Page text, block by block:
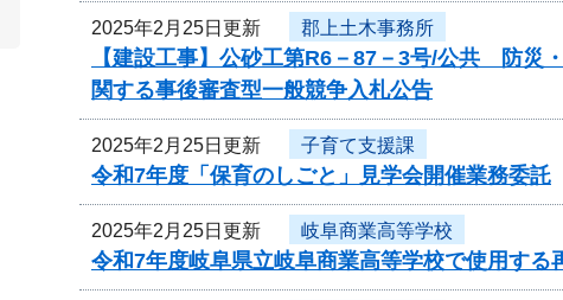
2025年2月25日更新 郡上土木事務所
【建設工事】公砂工第R6－87－3号/公共 防災
関する事後審査型一般競争入札公告
2025年2月25日更新 子育て支援課
令和7年度「保育のしごと」見学会開催業務委託
2025年2月25日更新 岐阜商業高等学校
令和7年度岐阜県立岐阜商業高等学校で使用す